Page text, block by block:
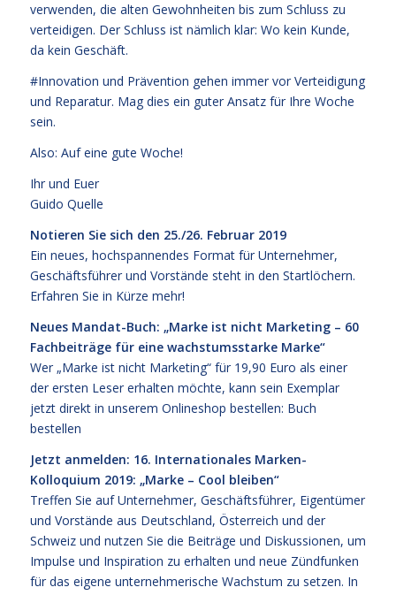
verwenden, die alten Gewohnheiten bis zum Schluss zu
verteidigen. Der Schluss ist nämlich klar: Wo kein Kunde,
da kein Geschäft.
#Innovation und Prävention gehen immer vor Verteidigung
und Reparatur. Mag dies ein guter Ansatz für Ihre Woche
sein.
Also: Auf eine gute Woche!
Ihr und Euer
Guido Quelle
Notieren Sie sich den 25./26. Februar 2019
Ein neues, hochspannendes Format für Unternehmer,
Geschäftsführer und Vorstände steht in den Startlöchern.
Erfahren Sie in Kürze mehr!
Neues Mandat-Buch: „Marke ist nicht Marketing – 60
Fachbeiträge für eine wachstumsstarke Marke“
Wer „Marke ist nicht Marketing“ für 19,90 Euro als einer
der ersten Leser erhalten möchte, kann sein Exemplar
jetzt direkt in unserem Onlineshop bestellen: Buch
bestellen
Jetzt anmelden: 16. Internationales Marken-
Kolloquium 2019: „Marke – Cool bleiben“
Treffen Sie auf Unternehmer, Geschäftsführer, Eigentümer
und Vorstände aus Deutschland, Österreich und der
Schweiz und nutzen Sie die Beiträge und Diskussionen, um
Impulse und Inspiration zu erhalten und neue Zündfunken
für das eigene unternehmerische Wachstum zu setzen. In